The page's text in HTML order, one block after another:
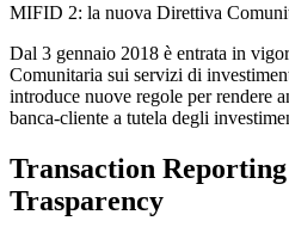
MIFID 2: la nuova Direttiva
Dal 3 gennaio 2018 è entrata in
Comunitaria sui servizi di
introduce nuove regole per rendere
banca-cliente a tutela degli
Transaction
Trasparency